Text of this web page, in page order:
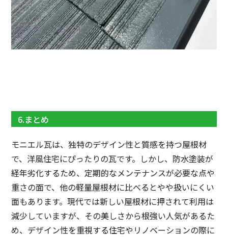
6.まとめ
モニエル瓦は、独特のデザイン性と質感を持つ屋根材
で、洋風住宅にぴったりの瓦です。しかし、防水塗装が
経年劣化するため、定期的なメンテナンスが必要な点や
重さの面で、他の軽量屋根材に比べるとやや扱いにくい
面もあります。現代では新しい屋根材に押されて利用は
減少していますが、その美しさから根強い人気があるた
め、デザイン性を重視する住宅やリノベーションの際に